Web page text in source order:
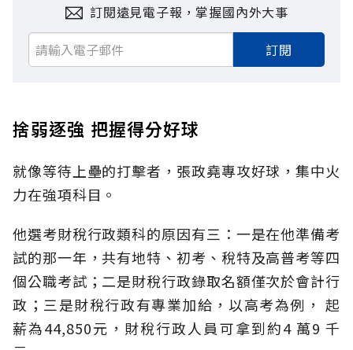
訂閱遠見電子報，掌握國內外大事
訂閱
捨弱逐強 把握得分好球
就像等待上壘的打擊者，張政堯專攻好球，集中火
力在強項科目。
他選考財稅行政類科的原因有三：一是在他準備考
試的那一年，共有地特、初考、稅特及高普考等四
個公職考試；二是財稅行政錄取名額僅次於會計行
政；三是財稅行政有專業加給，以高考為例， 起
薪為44,850元，財稅行政人員可拿到約4 萬9 千